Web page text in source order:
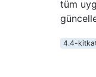
tüm
4.4-